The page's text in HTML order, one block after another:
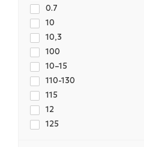
0.7
10
10,3
100
10–15
110-130
115
12
125